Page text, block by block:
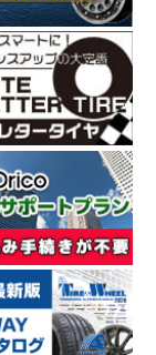
上にわたりヨーロッ
に信頼の歴史を重ね
準の性能を保証する
しいテストに合格し
ーカー世界販売シェ
います。
ヤメーカーPIRELLI
シェアランキングで
入車、特に欧州車の
着車種は、スーパー
、 自動車メーカーか
す。